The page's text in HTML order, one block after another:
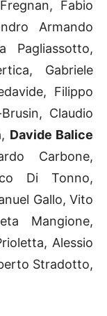
Fabio
Armando
Pagliassotto,
Gabriele
Filippo
Claudio
Davide Balice
Carbone,
Di Tonno,
Gallo, Vito
Mangione,
Alessio
Stradotto,